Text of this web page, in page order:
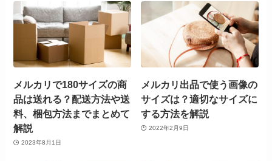
メルカリで180サイズの商
品は送れる？配送方法や送
料、梱包方法までまとめて
解説
2023年8月1日
メルカリ出品で使う画像の
サイズは？適切なサイズに
する方法を解説
2022年2月9日